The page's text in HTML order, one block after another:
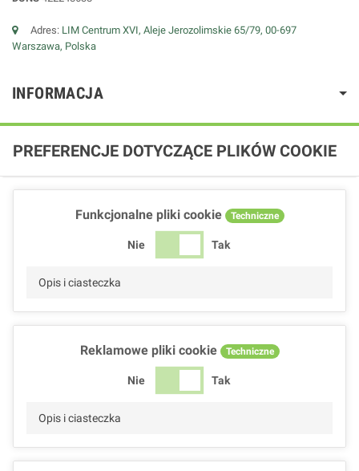
Adres: LIM Centrum XVI, Aleje Jerozolimskie 65/79, 00-697
Warszawa, Polska
INFORMACJA
PREFERENCJE DOTYCZĄCE PLIKÓW COOKIE
Funkcjonalne pliki cookie Techniczne
Nie Tak
Opis i ciasteczka
Reklamowe pliki cookie Techniczne
Nie Tak
Opis i ciasteczka